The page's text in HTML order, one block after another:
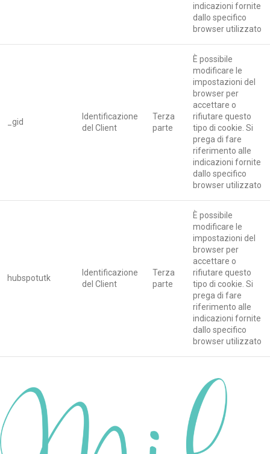
indicazioni fornite
dallo specifico
browser utilizzato
_gid
Identificazione
del Client
Terza
parte
È possibile
modificare le
impostazioni del
browser per
accettare o
rifiutare questo
tipo di cookie. Si
prega di fare
riferimento alle
indicazioni fornite
dallo specifico
browser utilizzato
hubspotutk
Identificazione
del Client
Terza
parte
È possibile
modificare le
impostazioni del
browser per
accettare o
rifiutare questo
tipo di cookie. Si
prega di fare
riferimento alle
indicazioni fornite
dallo specifico
browser utilizzato